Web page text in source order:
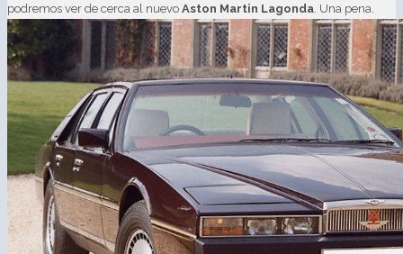
podremos ver de cerca al nuevo Aston Martin Lagonda . Una pena.